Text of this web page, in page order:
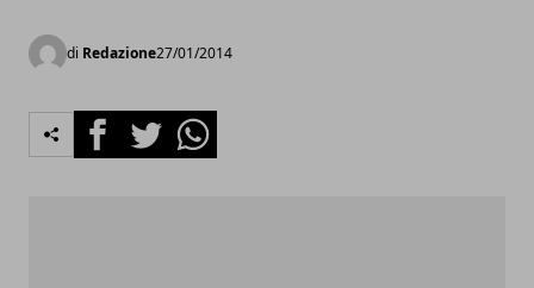
di Redazione27/01/2014
FacebookTwitterWhatsapp